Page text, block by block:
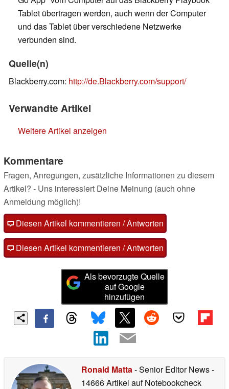
Tablet übertragen werden, auch wenn der Computer
und das Tablet über verschiedene Netzwerke
verbunden sind.
Quelle(n)
Blackberry.com: http://de.Blackberry.com/support/
Verwandte Artikel
Weitere Artikel anzeigen
Kommentare
Fragen, Anregungen, zusätzliche Informationen zu diesem
Artikel? - Uns interessiert Deine Meinung (auch ohne
Anmeldung möglich)!
Diesen Artikel kommentieren / Antworten
Diesen Artikel kommentieren / Antworten
Als bevorzugte Quelle
auf Google
hinzufügen
Ronald Matta- Senior Editor News-
14666 Artikel auf Notebookcheck